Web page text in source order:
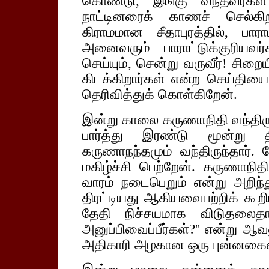
நாட்டினரைக் காணச்
கிராமமான சீதாபுரத்தில்,
அனைவரும்
செய்யும், சென்று வருவீர்!
கிடக்கிறார்கள் என்ற
தெரிவித்துக் கொள்கிறேன்.
இன்று காலை கருணாநிதி
பார்த்து இரண்டு மூன்று
கருணாநந்தமும் வந்திருந்தார்.
மகிழ்ச்சி பெற்றேன்.
வாரம் நடைபெறும் என்று
திரட்டியது ஆகியவைபற்றிக்
தேதி நிச்சயமாக
அனுப்பிவைப்பீர்கள்?'' என்று
அதிகாரி அழகான ஒரு